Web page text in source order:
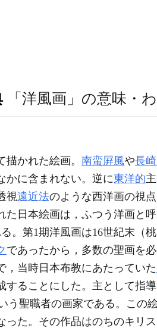
「洋風画」の意味・
かれた絵画。 南蛮屛風や長
かに含まれない。逆に東洋的
視遠近法のような西洋画の視
日本絵画は，ふつう洋画と呼
。第1期洋風画は16世紀末（桃
であったから，多数の聖画を
，当時日本布教にあたっていた
することにした。主として指
う聖職者の画家である。この
った。その作品はのちのキリ